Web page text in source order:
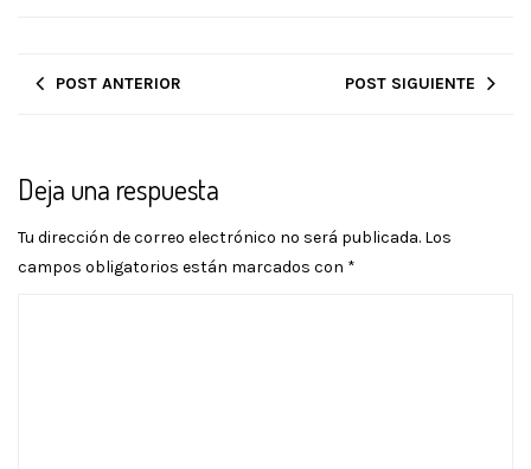
POST ANTERIOR POST SIGUIENTE
Deja una respuesta
Tu dirección de correo electrónico no será publicada. Los
campos obligatorios están marcados con *